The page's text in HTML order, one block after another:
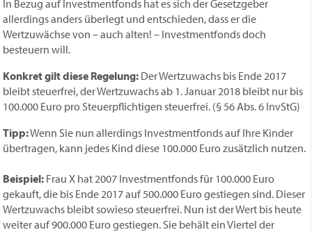
In Bezug auf Investmentfonds hat es sich der Gesetzgeber
allerdings anders überlegt und entschieden, dass er die
Wertzuwächse von – auch alten! – Investmentfonds doch
besteuern will.
Konkret gilt diese Regelung: Der Wertzuwachs bis Ende 2017
bleibt steuerfrei, der Wertzuwachs ab 1. Januar 2018 bleibt nur bis
100.000 Euro pro Steuerpflichtigen steuerfrei. (§ 56 Abs. 6 InvStG)
Tipp:Wenn Sie nun allerdings Investmentfonds auf Ihre Kinder
übertragen, kann jedes Kind diese 100.000 Euro zusätzlich nutzen.
Beispiel: Frau X hat 2007 Investmentfonds für 100.000 Euro
gekauft, die bis Ende 2017 auf 500.000 Euro gestiegen sind. Dieser
Wertzuwachs bleibt sowieso steuerfrei. Nun ist der Wert bis heute
weiter auf 900.000 Euro gestiegen. Sie behält ein Viertel der